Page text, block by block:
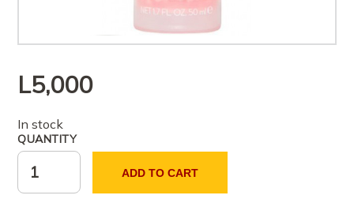
L5,000
In stock
QUANTITY
ADD TO CART